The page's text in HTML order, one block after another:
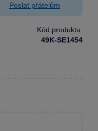
Poslat přátelům
Kód produktu:
49K-SE1454